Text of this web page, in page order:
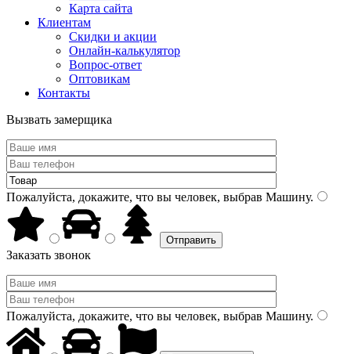
Карта сайта
Клиентам
Скидки и акции
Онлайн-калькулятор
Вопрос-ответ
Оптовикам
Контакты
Вызвать замерщика
Пожалуйста, докажите, что вы человек, выбрав Машину.
Заказать звонок
Пожалуйста, докажите, что вы человек, выбрав Машину.